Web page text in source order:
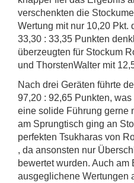
verschenkten die
Wertung mit nur 10,20 Pkt.
33,30 : 33,35 Punkten
überzeugten für Stockum
und ThorstenWalter mit
Nach drei Geräten führte
97,20 : 92,65 Punkten,
eine solide Führung gerne
am Sprungtisch ging an
perfekten Tsukharas von
, da ansonsten nur
bewertet wurden. Auch am
ausgeglichene Wertungen